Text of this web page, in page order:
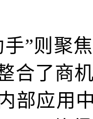
”则聚
合了商
部应用